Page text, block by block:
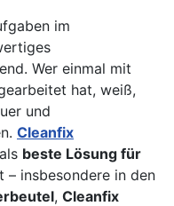
im
Wer einmal mit
hat, weiß,
und
Cleanfix
beste Lösung für
– insbesondere in den
, Cleanfix